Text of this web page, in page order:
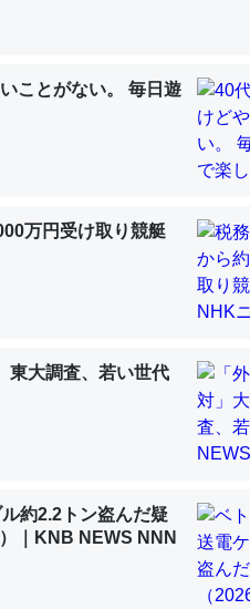
「昆虫はなぜ海にいないのか」に関す
不足してて両方に不利だから両
（カブトガニ・ウミグモ）はカ
のか？
り努力してるし。
「昆虫はなぜ海にいないのか」に関す
ことがない。 毎日遊
万円受け取り競艇
東大調査、若い世代
約2.2トン盗んだ疑
｜KNB NEWS NNN